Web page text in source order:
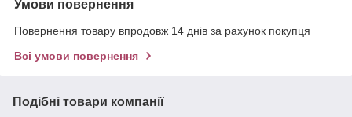
Умови повернення
Повернення товару впродовж 14 днів за рахунок покупця
Всі умови повернення
Подібні товари компанії